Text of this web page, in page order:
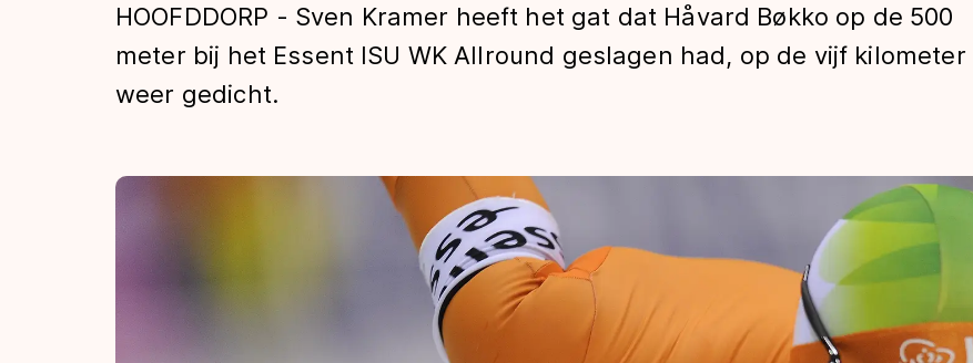
Tijden & historie
De weg op
Schaatsfans
Olympische Spelen
HOOFDDORP - Sven Kramer heeft het gat dat Håvard Bøkko op de 500
meter bij het Essent ISU WK Allround geslagen had, op de vijf kilometer
weer gedicht.